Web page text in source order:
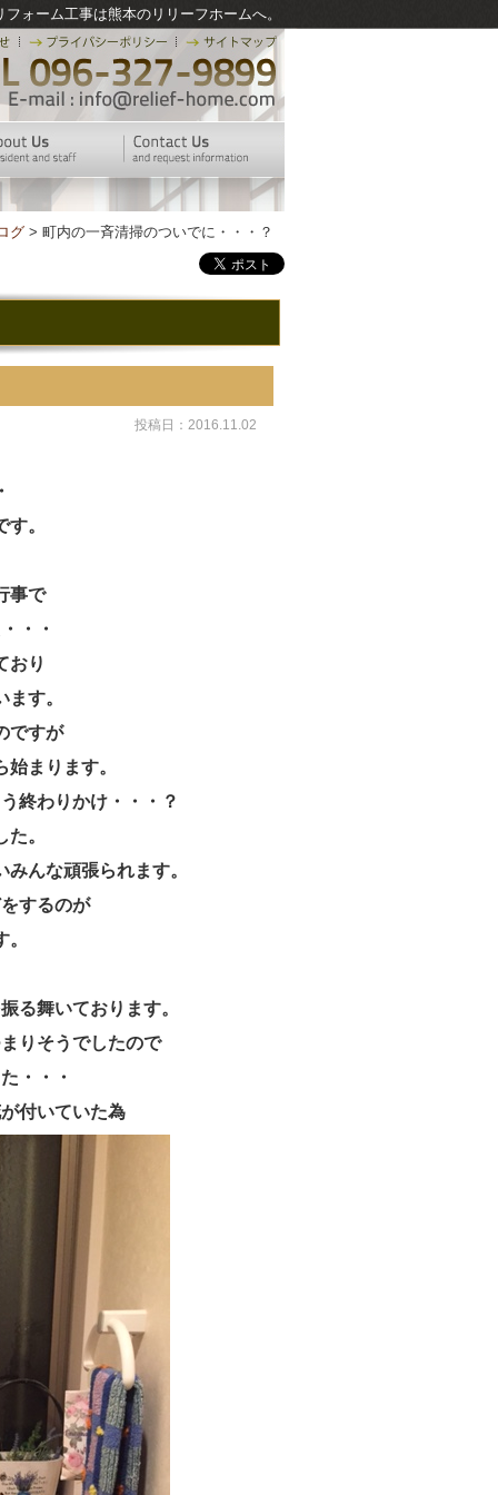
ォーム工事は熊本のリリーフホームへ。
グ > 町内の一斉清掃のついでに・・・？
投稿日：2016.11.02
。
事で
・・
おり
す。
ですが
まります。
終わりかけ・・・？
。
んな頑張られます。
するのが
る舞いております。
りそうでしたので
・・・
付いていた為